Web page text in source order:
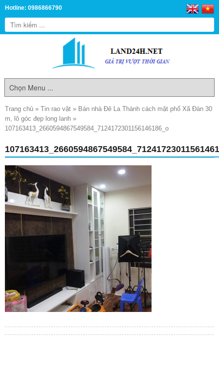
Hotline: 0986866790
Trang chủ » Tin rao vặt » Bán nhà Đê La Thành cách mặt phố Xã Đàn 30
m, lô góc đẹp long lanh »
107163413_2660594867549584_7124172301156146186_o